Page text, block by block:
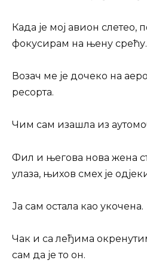
Када је мој авион слетео,
фокусирам на њену срећу.
Возач ме је дочеко на
ресорта.
Чим сам изашла из
Фил и његова нова жена
улаза, њихов смех је
Ја сам остала као укочена.
Чак и са леђима
сам да је то он.